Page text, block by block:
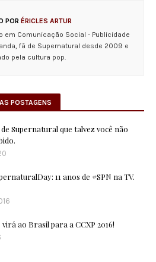
POR ÉRICLES ARTUR
em Comunicação Social - Publicidade
fã de Supernatural desde 2009 e
pela cultura pop.
POSTAGENS
Supernatural que talvez você não
11 anos de #SPN na TV.
virá ao Brasil para a CCXP 2016!